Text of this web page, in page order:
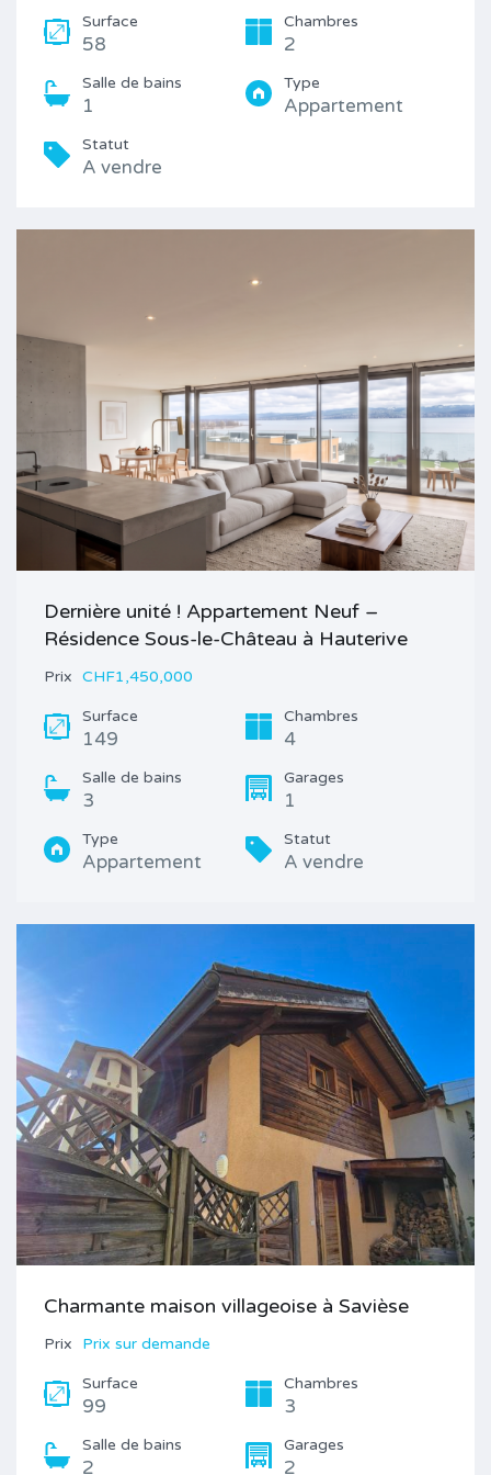
Surface
58
Chambres
2
Salle de bains
1
Type
Appartement
Statut
A vendre
Dernière unité ! Appartement Neuf –
Résidence Sous-le-Château à Hauterive
Prix CHF1,450,000
Surface
149
Chambres
4
Salle de bains
3
Garages
1
Type
Appartement
Statut
A vendre
Charmante maison villageoise à Savièse
Prix Prix sur demande
Surface
99
Chambres
3
Salle de bains
2
Garages
2